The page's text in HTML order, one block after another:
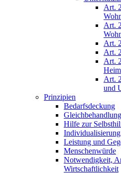
Art.
Art.
Art.
Art.
Art.
Art.
und
Prinzipien
Bedarfsdeckung
Gleichbehandlung
Hilfe zur
Individualisierung
Leistung und
Menschenwürde
Notwendigkeit,
Wirtschaftlichkeit